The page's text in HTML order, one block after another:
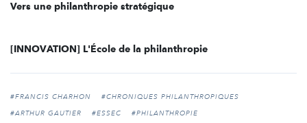
Vers une philanthropie stratégique
[INNOVATION] L'École de la philanthropie
#FRANCIS CHARHON
#CHRONIQUES PHILANTHROPIQUES
#ARTHUR GAUTIER
#ESSEC
#PHILANTHROPIE